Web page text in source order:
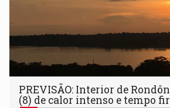
PREVISÃO: Interior de
(8) de calor intenso e tempo